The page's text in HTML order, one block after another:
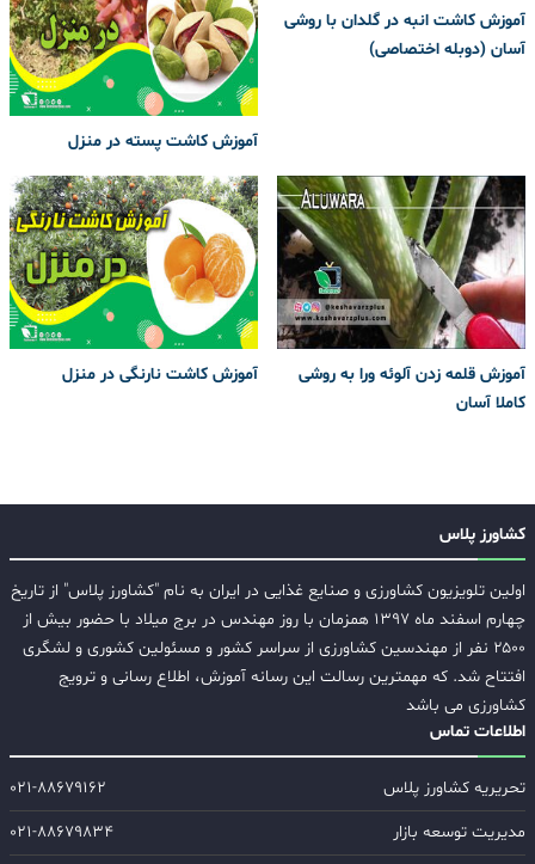
آموزش کاشت انبه در گلدان با روشی
آسان (دوبله اختصاصی)
آموزش کاشت پسته در منزل
آموزش قلمه زدن آلوئه ورا به روشی
کاملا آسان
آموزش کاشت نارنگی در منزل
کشاورز پلاس
اولین تلویزیون کشاورزی و صنایع غذایی در ایران به نام "کشاورز پلاس" از تاریخ
چهارم اسفند ماه ۱۳۹۷ همزمان با روز مهندس در برج میلاد با حضور بیش از
۲۵۰۰ نفر از مهندسین کشاورزی از سراسر کشور و مسئولین کشوری و لشگری
افتتاح شد. که مهمترین رسالت این رسانه آموزش، اطلاع رسانی و ترویج
کشاورزی می باشد
اطلاعات تماس
تحریریه کشاورز پلاس
۰۲۱-۸۸۶۷۹۱۶۲
مدیریت توسعه بازار
۰۲۱-۸۸۶۷۹۸۳۴